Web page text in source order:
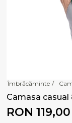
Îmbrăcăminte /
Camasa casual
RON 119,00